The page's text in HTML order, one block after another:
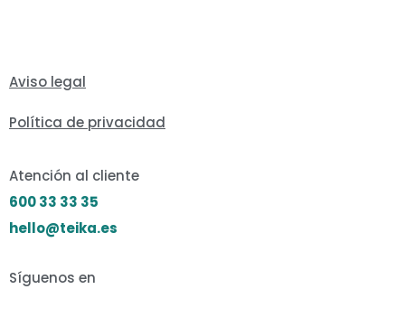
Aviso legal
Política de privacidad
Atención al cliente
600 33 33 35
hello@teika.es
Síguenos en